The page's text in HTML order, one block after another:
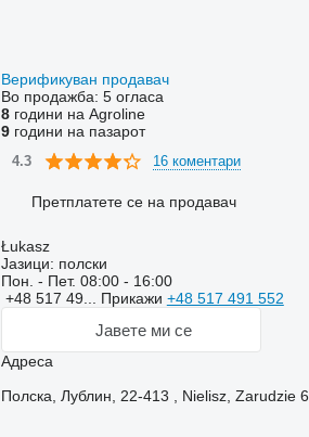
Верификуван продавач
Во продажба: 5 огласа
8години на Agroline
9години на пазарот
4.3 16 коментари
Претплатете се на продавач
Łukasz
Јазици: полски
Пон. - Пет. 08:00 - 16:00
+48 517 49... Прикажи +48 517 491 552
Јавете ми се
Адреса
Полска, Лублин, 22-413 , Nielisz, Zarudzie 6